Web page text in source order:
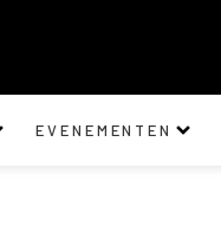
EVENEMENTEN